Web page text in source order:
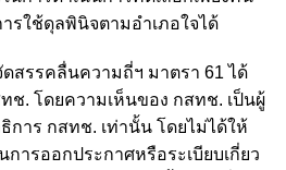
ารใช้ดุลพินิจตามอำเภอใจได้
สรรคลื่นความถี่ฯ มาตรา 61 ได้
. โดยความเห็นของ กสทช. เป็นผู้
การ กสทช. เท่านั้น โดยไม่ได้ให้
ารออกประกาศหรือระเบียบเกี่ยว